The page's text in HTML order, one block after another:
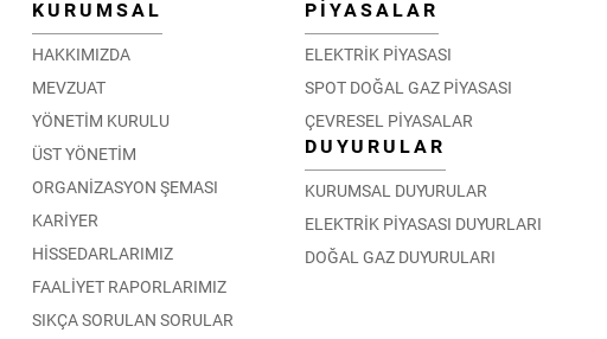
KURUMSAL
HAKKIMIZDA
MEVZUAT
YÖNETİM KURULU
ÜST YÖNETİM
ORGANİZASYON ŞEMASI
KARİYER
HİSSEDARLARIMIZ
FAALİYET RAPORLARIMIZ
SIKÇA SORULAN SORULAR
PİYASALAR
ELEKTRİK PİYASASI
SPOT DOĞAL GAZ PİYASASI
ÇEVRESEL PİYASALAR
DUYURULAR
KURUMSAL DUYURULAR
ELEKTRİK PİYASASI DUYURLARI
DOĞAL GAZ DUYURULARI